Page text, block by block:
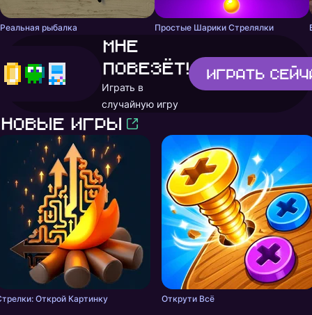
Реальная рыбалка Простые Шарики Стрелялки
Мне
повезёт!
Играть в
случайную игру
Играть
Новые игры
Открой Картинку Открути Всё